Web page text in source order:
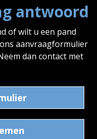
antwoord
of wilt u een pand
aanvraagformulier
dan contact met